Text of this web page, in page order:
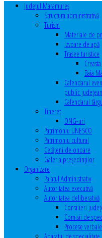
Judeţul Maramureş
Structura administrativă
Turism
Materiale de
Izvoare de apă
Trasee turistice
Baia
Calendarul
public judeţean
Calendarul
Tineret
ONG-uri
Patrimoniu UNESCO
Patrimoniu cultural
Cetăţeni de onoare
Galeria președinților
Organizare
Palatul Administrativ
Autoritatea executivă
Autoritatea deliberativă
Consilieri
Comisii de
Procese